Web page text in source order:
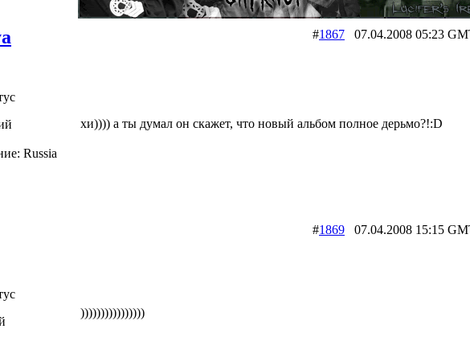
Russia
#1867 07.04.2008 05:23
хи)))) а ты думал он скажет, что новый альбом полное дерьмо?!:D
#1869 07.04.2008 15:15
))))))))))))))))